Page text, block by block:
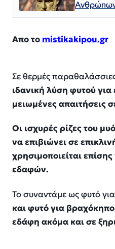
Απο το mistikakipou.gr
Σε θερμές
ιδανική λύση φυτού
μειωμένες απαιτήσεις
Οι ισχυρές ρίζες του
να επιβιώνει σε
χρησιμοποιείται
εδαφών.
Το συναντάμε ως φυτό
και φυτό για
εδάφη ακόμα και σε